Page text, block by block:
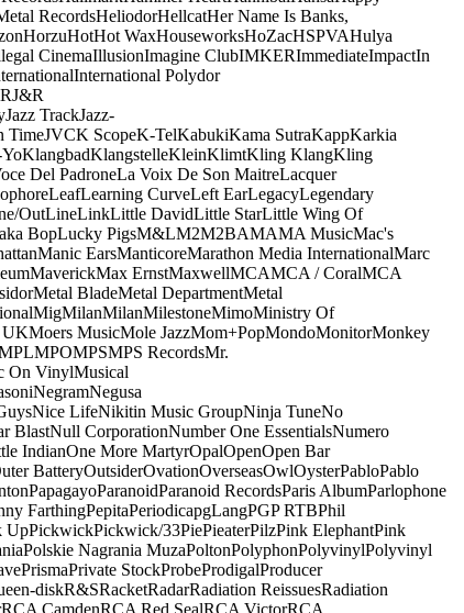
RecordsHeliodorHellcatHer Name Is Banks,
HorzuHotHot WaxHouseworksHoZacHSPVAHulya
CinemaIllusionImagine ClubIMKERImmediateImpactIn
International Polydor
J&R
Jazz TrackJazz-
TimeJVCK ScopeK-TelKabukiKama SutraKappKarkia
KlangbadKlangstelleKleinKlimtKling KlangKling
Del PadroneLa Voix De Son MaitreLacquer
LeafLearning CurveLeft EarLegacyLegendary
OutLineLinkLittle DavidLittle StarLittle Wing Of
BopLucky PigsM&LM2M2BAMAMA MusicMac's
Manic EarsManticoreMarathon Media InternationalMarc
MaverickMax ErnstMaxwellMCAMCA / CoralMCA
Metal BladeMetal DepartmentMetal
MigMilanMilanMilestoneMimoMinistry Of
UKMoers MusicMole JazzMom+PopMondoMonitorMonkey
MPOMPSMPS RecordsMr.
On VinylMusical
NegramNegusa
Nice LifeNikitin Music GroupNinja TuneNo
BlastNull CorporationNumber One EssentialsNumero
IndianOne More MartyrOpalOpenOpen Bar
BatteryOutsiderOvationOverseasOwlOysterPabloPablo
PapagayoParanoidParanoid RecordsParis AlbumParlophone
FarthingPepitaPeriodicapgLangPGP RTBPhil
UpPickwickPickwick/33PiePieaterPilzPink ElephantPink
Polskie Nagrania MuzaPoltonPolyphonPolyvinylPolyvinyl
PrismaPrivate StockProbeProdigalProducer
diskR&SRacketRadarRadiation ReissuesRadiation